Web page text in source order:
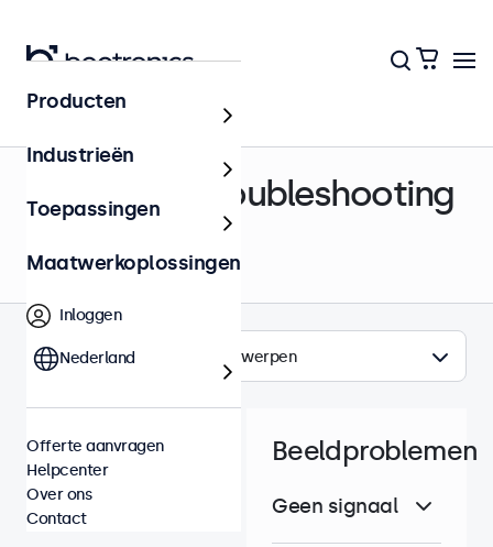
Support & Troubleshooting
Onderwerpen
Beeldproblemen
Geen signaal
Producten
Industrieën
Toepassingen
Maatwerkoplossingen
Inloggen
Nederland
Offerte aanvragen
Helpcenter
Over ons
Contact